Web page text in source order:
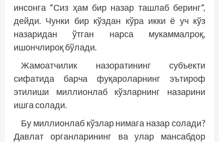
инсонга “Сиз ҳам бир назар ташлаб беринг”,
дейди. Чунки бир кўздан кўра икки ё уч кўз
назаридан ўтган нарса мукаммалроқ,
ишончлироқ бўлади.
Жамоатчилик назоратининг субъекти
сифатида барча фуқароларнинг эътироф
этилиши миллионлаб кўзларнинг назарини
ишга солади.
Бу миллионлаб кўзлар нимага назар солади?
Давлат органларининг ва улар мансабдор